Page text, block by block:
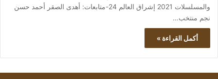
والمسلسلات 2021 إشراق العالم 24-متابعات: أهدى الصقر أحمد حسن
نجم منتخب…
أكمل القراءة »